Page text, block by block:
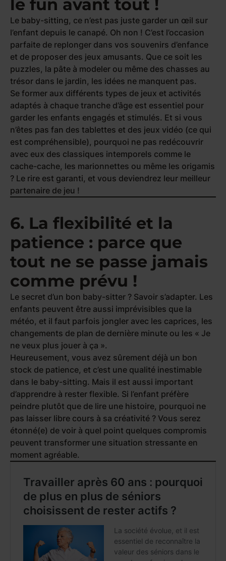
le fun avant tout !
Le baby-sitting, ce n’est pas juste garder un œil sur
l’enfant depuis le canapé. Oh non ! C’est l’occasion
parfaite de replonger dans vos souvenirs d’enfance
et de proposer des jeux amusants. Que ce soit les
puzzles, la pâte à modeler ou même des chasses au
trésor dans le jardin, les idées ne manquent pas.
Se former aux différents types de jeux et activités
adaptés à chaque tranche d’âge est essentiel pour
garder les enfants engagés et stimulés. Et si vous
n’êtes pas fan des tablettes et des jeux vidéo (ce qui
est compréhensible), pourquoi ne pas redécouvrir
avec eux des classiques intemporels comme le
cache-cache, les marionnettes ou même les origamis
? Le rire est garanti, et vous deviendrez leur meilleur
partenaire de jeu !
6. La flexibilité et la
patience : parce que
tout ne se passe jamais
comme prévu !
Le secret d’un bon baby-sitter ? Savoir s’adapter. Les
enfants peuvent être aussi imprévisibles que la
météo, et il faut parfois jongler avec les caprices, les
changements de plan de dernière minute ou les « Je
ne veux plus jouer à ça ».
Heureusement, vous avez sûrement déjà un bon
stock de patience, et c’est une qualité inestimable
dans le baby-sitting. Mais il est aussi important
d’apprendre à rester flexible. Si l’enfant préfère
peindre plutôt que de lire une histoire, pourquoi ne
pas laisser libre cours à sa créativité ? Vous serez
étonné(e) de voir à quel point quelques compromis
peuvent transformer une situation stressante en
moment agréable.